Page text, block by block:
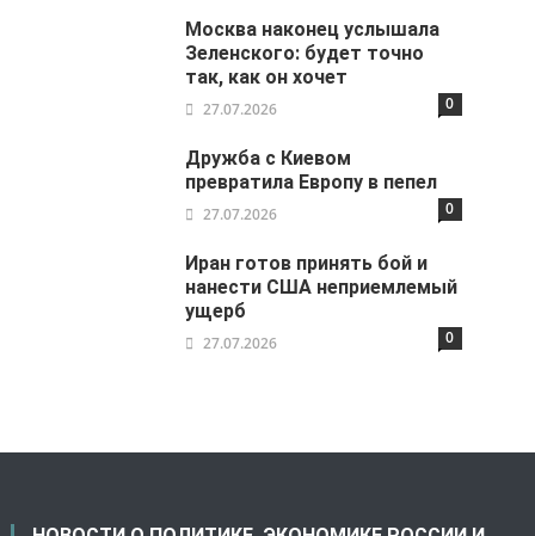
Москва наконец услышала
Зеленского: будет точно
так, как он хочет
27.07.2026 0
Дружба с Киевом
превратила Европу в пепел
27.07.2026 0
Иран готов принять бой и
нанести США неприемлемый
ущерб
27.07.2026 0